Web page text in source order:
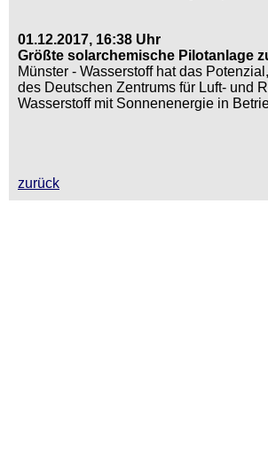
01.12.2017, 16:38 Uhr
Größte solarchemische Pilotanlage
Münster - Wasserstoff hat das
des Deutschen Zentrums für Luft- und
Wasserstoff mit Sonnenenergie in
zurück